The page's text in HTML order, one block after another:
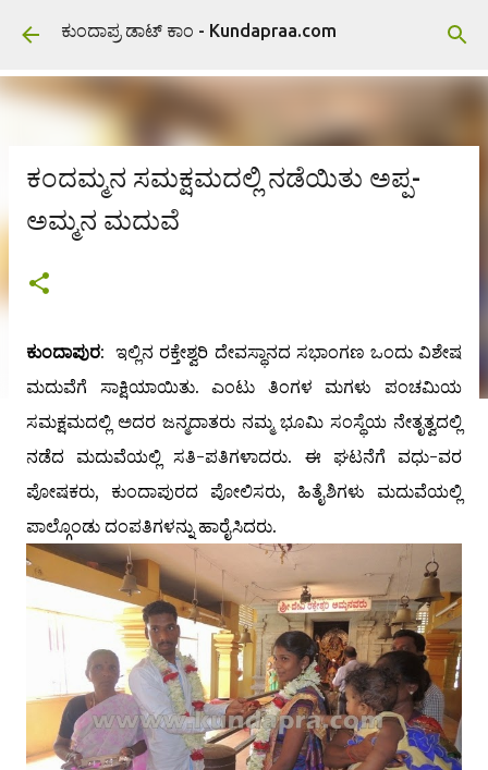
ವಿಷಯಕ್ಕೆ ಹೋಗಿ
ಕುಂದಾಪ್ರ ಡಾಟ್ ಕಾಂ - Kundapraa.com
ಕಂದಮ್ಮನ ಸಮಕ್ಷಮದಲ್ಲಿ ನಡೆಯಿತು ಅಪ್ಪ-
ಅಮ್ಮನ ಮದುವೆ
ಕುಂದಾಪುರ: ಇಲ್ಲಿನ ರಕ್ತೇಶ್ವರಿ ದೇವಸ್ಥಾನದ ಸಭಾಂಗಣ ಒಂದು ವಿಶೇಷ
ಮದುವೆಗೆ ಸಾಕ್ಷಿಯಾಯಿತು. ಎಂಟು ತಿಂಗಳ ಮಗಳು ಪಂಚಮಿಯ
ಸಮಕ್ಷಮದಲ್ಲಿ ಅದರ ಜನ್ಮದಾತರು ನಮ್ಮ ಭೂಮಿ ಸಂಸ್ಥೆಯ ನೇತೃತ್ವದಲ್ಲಿ
ನಡೆದ ಮದುವೆಯಲ್ಲಿ ಸತಿ-ಪತಿಗಳಾದರು. ಈ ಘಟನೆಗೆ ವಧು-ವರ
ಪೋಷಕರು, ಕುಂದಾಪುರದ ಪೋಲಿಸರು, ಹಿತೈಶಿಗಳು ಮದುವೆಯಲ್ಲಿ
ಪಾಲ್ಗೊಂಡು ದಂಪತಿಗಳನ್ನು ಹಾರೈಸಿದರು.